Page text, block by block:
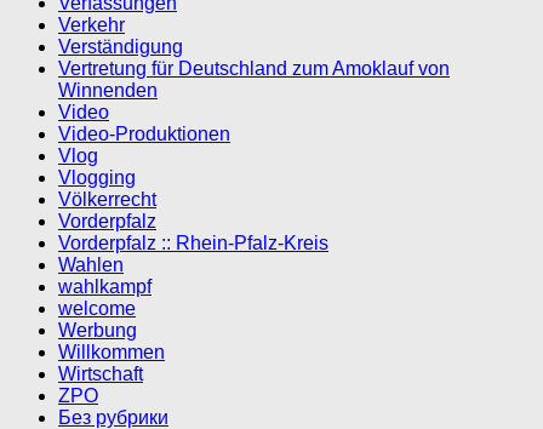
Verkehr
Verständigung
Vertretung für Deutschland zum Amoklauf von
Winnenden
Video
Video-Produktionen
Vlog
Vlogging
Völkerrecht
Vorderpfalz
Vorderpfalz :: Rhein-Pfalz-Kreis
Wahlen
wahlkampf
welcome
Werbung
Willkommen
Wirtschaft
ZPO
Без рубрики